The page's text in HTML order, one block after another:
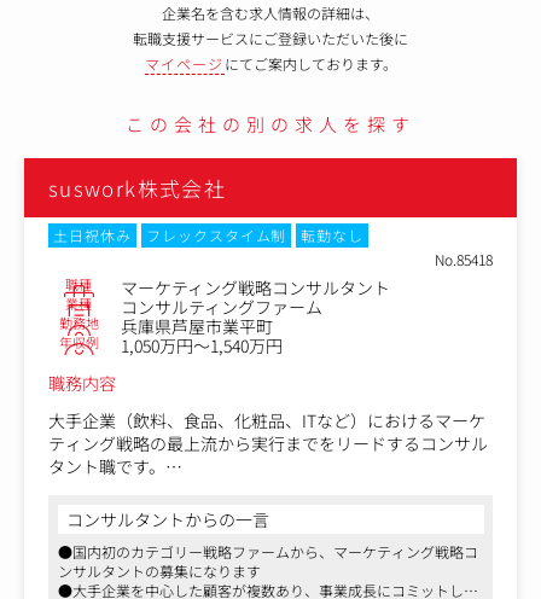
企業名を含む求人情報の詳細は、
転職支援サービスにご登録いただいた後に
マイページ にてご案内しております。
この会社の別の求人を探す
suswork株式会社
土日祝休み フレックスタイム制
転勤なし
No.85418
職種 マーケティング戦略コンサルタント
業種 コンサルティングファーム
勤務地 兵庫県芦屋市業平町
年収例
1,050万円～1,540万円
職務内容
大手企業（飲料、食品、化粧品、ITなど）におけるマーケ
ティング戦略の最上流から実行までをリードするコンサル
タント職です。
日本を代表する大手企業のCMO、マーケティング責任者と
ともに最上流の戦略を描く重要ポジションです（外部CMO
的な立ち位置になります）。
コンサルタントからの一言
●国内初のカテゴリー戦略ファームから、マーケティング戦略コ
ンサルタントの募集になります
●大手企業を中心した顧客が複数あり、事業成長にコミットした